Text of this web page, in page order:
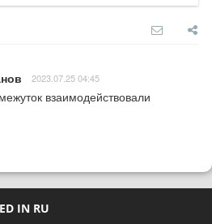
2023.07.25 04:45
взаимодействовали
IN RU